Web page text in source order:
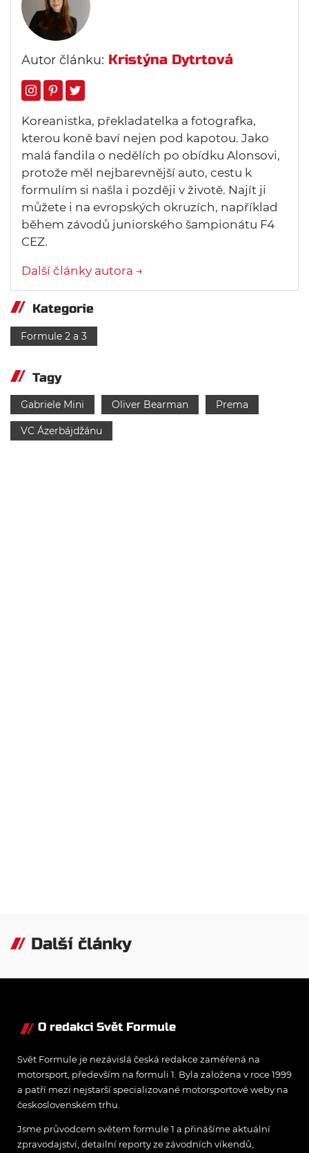
Autor článku: Kristýna Dytrtová
Koreanistka, překladatelka a fotografka,
kterou koně baví nejen pod kapotou. Jako
malá fandila o nedělích po obídku Alonsovi,
protože měl nejbarevnější auto, cestu k
formulím si našla i později v životě. Najít ji
můžete i na evropských okruzích, například
během závodů juniorského šampionátu F4
CEZ.
Další články autora →
Kategorie
Formule 2 a 3
Tagy
Gabriele Mini Oliver Bearman Prema
VC Ázerbájdžánu
Další články
O redakci Svět Formule
Svět Formule je nezávislá česká redakce zaměřená na
motorsport, především na formuli 1. Byla založena v roce 1999
a patří mezi nejstarší specializované motorsportové weby na
československém trhu.
Jsme průvodcem světem formule 1 a přinášíme aktuální
zpravodajství, detailní reporty ze závodních víkendů,